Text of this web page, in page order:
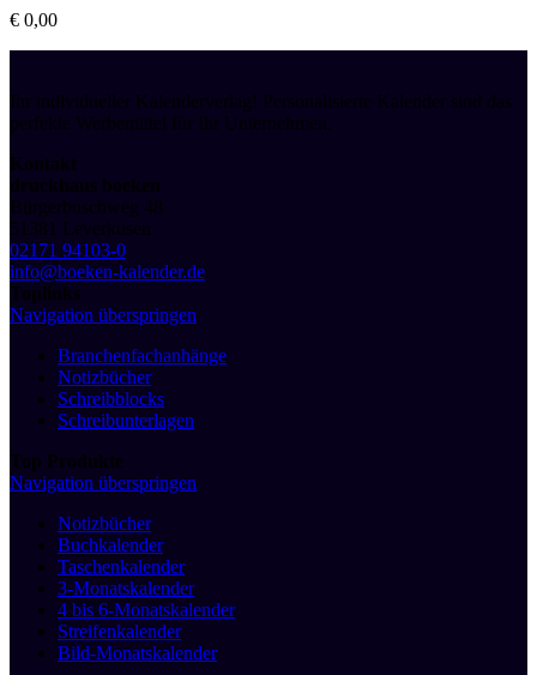
€ 0,00
Ihr individueller Kalenderverlag! Personalisierte Kalender sind das
perfekte Werbemittel für Ihr Unternehmen.
Kontakt
druckhaus boeken
Bürgerbuschweg 48
51381 Leverkusen
02171 94103-0
info@boeken-kalender.de
Toplinks
Navigation überspringen
Branchenfachanhänge
Notizbücher
Schreibblocks
Schreibunterlagen
Top Produkte
Navigation überspringen
Notizbücher
Buchkalender
Taschenkalender
3-Monatskalender
4 bis 6-Monatskalender
Streifenkalender
Bild-Monatskalender